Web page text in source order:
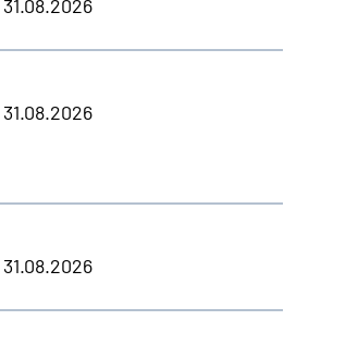
31.08.2026
31.08.2026
31.08.2026